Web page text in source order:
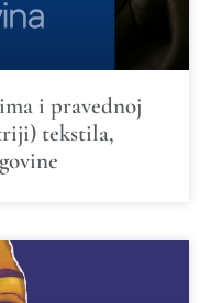
i pravednoj
tekstila,